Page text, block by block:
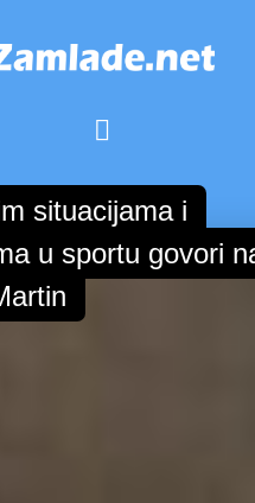
situacijama i
u sportu govori